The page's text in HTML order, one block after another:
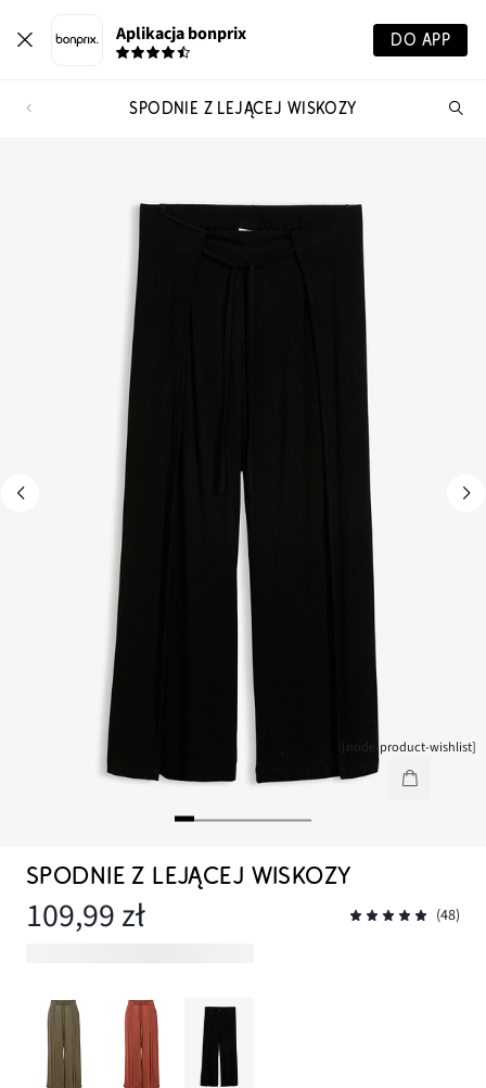
Aplikacja bonprix DO APP
SPODNIE Z LEJĄCEJ WISKOZY
[node-product-wishlist]
SPODNIE Z LEJĄCEJ WISKOZY
109,99 zł (48)